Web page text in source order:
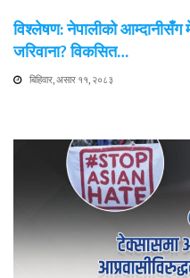
विश्लेषण: नेपालीको
जरिवाना? विकसित…
बिहिवार, असार ११, २०८३